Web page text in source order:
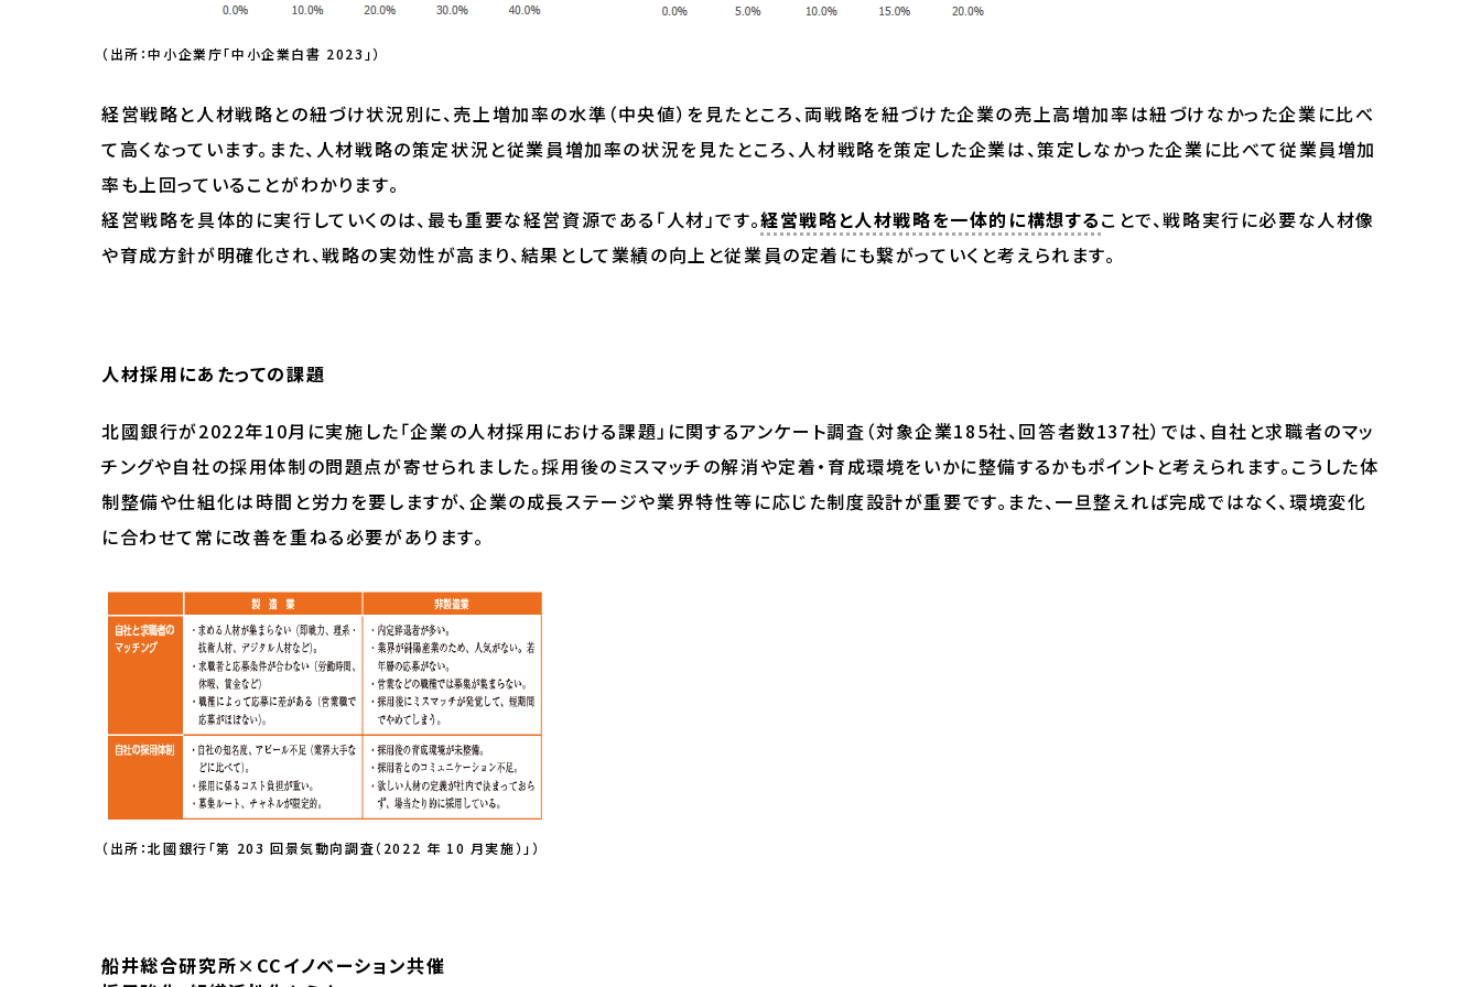
（出所：中小企業庁「中小企業白書 2023」）
経営戦略と人材戦略との紐づけ状況別に、売上増加率の水準（中央値）を見たところ、両戦略を紐づけた企業の売上高増加率は紐づけなかった企業に比べ
て高くなっています。また、人材戦略の策定状況と従業員増加率の状況を見たところ、人材戦略を策定した企業は、策定しなかった企業に比べて従業員増加
率も上回っていることがわかります。
経営戦略を具体的に実行していくのは、最も重要な経営資源である「人材」です。経営戦略と人材戦略を一体的に構想することで、戦略実行に必要な人材像
や育成方針が明確化され、戦略の実効性が高まり、結果として業績の向上と従業員の定着にも繋がっていくと考えられます。
人材採用にあたっての課題
北國銀行が2022年10月に実施した「企業の人材採用における課題」に関するアンケート調査（対象企業185社、回答者数137社）では、自社と求職者のマッ
チングや自社の採用体制の問題点が寄せられました。採用後のミスマッチの解消や定着・育成環境をいかに整備するかもポイントと考えられます。こうした体
制整備や仕組化は時間と労力を要しますが、企業の成長ステージや業界特性等に応じた制度設計が重要です。また、一旦整えれば完成ではなく、環境変化
に合わせて常に改善を重ねる必要があります。
（出所：北國銀行「第 203 回景気動向調査（2022 年 10 月実施）」）
船井総合研究所×CCイノベーション共催